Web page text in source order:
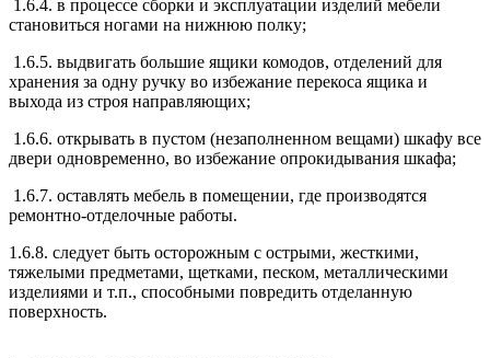
1.6.4. в процессе сборки и эксплуатации изделий мебели
становиться ногами на нижнюю полку;
1.6.5. выдвигать большие ящики комодов, отделений для
хранения за одну ручку во избежание перекоса ящика и
выхода из строя направляющих;
1.6.6. открывать в пустом (незаполненном вещами) шкафу все
двери одновременно, во избежание опрокидывания шкафа;
1.6.7. оставлять мебель в помещении, где производятся
ремонтно-отделочные работы.
1.6.8. следует быть осторожным с острыми, жесткими,
тяжелыми предметами, щетками, песком, металлическими
изделиями и т.п., способными повредить отделанную
поверхность.